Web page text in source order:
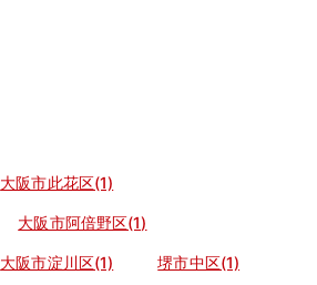
大阪市此花区(1)
大阪市阿倍野区(1)
大阪市淀川区(1) 堺市中区(1)